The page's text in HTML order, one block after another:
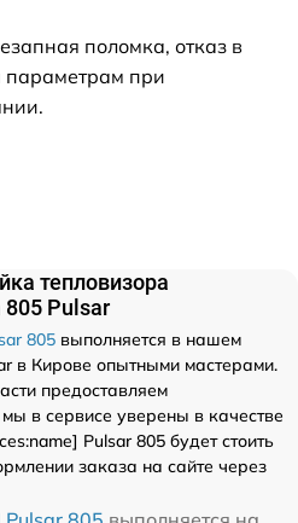
поломка, отказ в
параметрам при
тепловизора
805 Pulsar
805 выполняется в нашем
в Кирове опытными мастерами.
предоставляем
в сервисе уверены в качестве
Pulsar 805 будет стоить
заказа на сайте через